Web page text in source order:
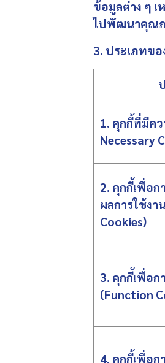
ข้อมูลต่าง ๆ เ
ไปพัฒนาคุณภ
3. ประเภทข
1. คุกกี้ที่มีค
Necessary
2. คุกกี้เพื่อก
ผลการใช้งา
Cookies)
3. คุกกี้เพื่อก
(Function
4. คุกกี้เพื่อก